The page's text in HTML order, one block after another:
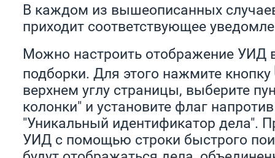
В каждом из вышеописанных
приходит соответствующее
Можно настроить отображение УИД
подборки. Для этого нажмите кнопку
верхнем углу страницы, выберите
колонки" и установите флаг
"Уникальный идентификатор дела".
УИД с помощью строки быстрого